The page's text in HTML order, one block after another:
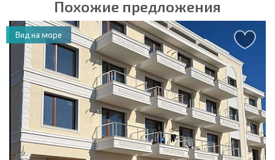
Похожие предложения
Вид на море